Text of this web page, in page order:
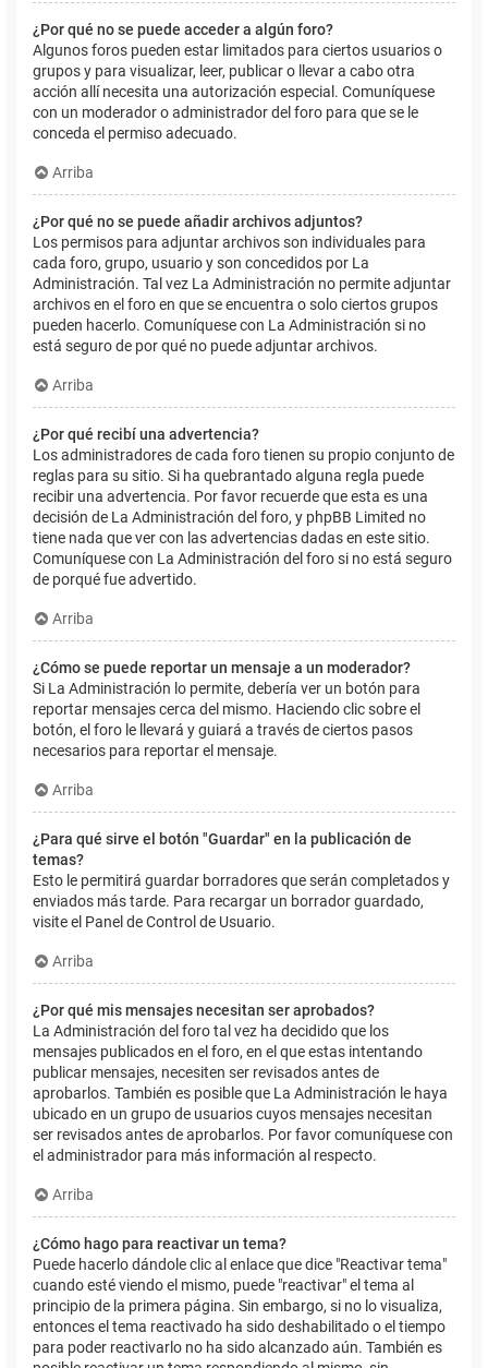
¿Por qué no se puede acceder a algún foro?
Algunos foros pueden estar limitados para ciertos usuarios o
grupos y para visualizar, leer, publicar o llevar a cabo otra
acción allí necesita una autorización especial. Comuníquese
con un moderador o administrador del foro para que se le
conceda el permiso adecuado.
Arriba
¿Por qué no se puede añadir archivos adjuntos?
Los permisos para adjuntar archivos son individuales para
cada foro, grupo, usuario y son concedidos por La
Administración. Tal vez La Administración no permite adjuntar
archivos en el foro en que se encuentra o solo ciertos grupos
pueden hacerlo. Comuníquese con La Administración si no
está seguro de por qué no puede adjuntar archivos.
Arriba
¿Por qué recibí una advertencia?
Los administradores de cada foro tienen su propio conjunto de
reglas para su sitio. Si ha quebrantado alguna regla puede
recibir una advertencia. Por favor recuerde que esta es una
decisión de La Administración del foro, y phpBB Limited no
tiene nada que ver con las advertencias dadas en este sitio.
Comuníquese con La Administración del foro si no está seguro
de porqué fue advertido.
Arriba
¿Cómo se puede reportar un mensaje a un moderador?
Si La Administración lo permite, debería ver un botón para
reportar mensajes cerca del mismo. Haciendo clic sobre el
botón, el foro le llevará y guiará a través de ciertos pasos
necesarios para reportar el mensaje.
Arriba
¿Para qué sirve el botón "Guardar" en la publicación de
temas?
Esto le permitirá guardar borradores que serán completados y
enviados más tarde. Para recargar un borrador guardado,
visite el Panel de Control de Usuario.
Arriba
¿Por qué mis mensajes necesitan ser aprobados?
La Administración del foro tal vez ha decidido que los
mensajes publicados en el foro, en el que estas intentando
publicar mensajes, necesiten ser revisados antes de
aprobarlos. También es posible que La Administración le haya
ubicado en un grupo de usuarios cuyos mensajes necesitan
ser revisados antes de aprobarlos. Por favor comuníquese con
el administrador para más información al respecto.
Arriba
¿Cómo hago para reactivar un tema?
Puede hacerlo dándole clic al enlace que dice "Reactivar tema"
cuando esté viendo el mismo, puede "reactivar" el tema al
principio de la primera página. Sin embargo, si no lo visualiza,
entonces el tema reactivado ha sido deshabilitado o el tiempo
para poder reactivarlo no ha sido alcanzado aún. También es